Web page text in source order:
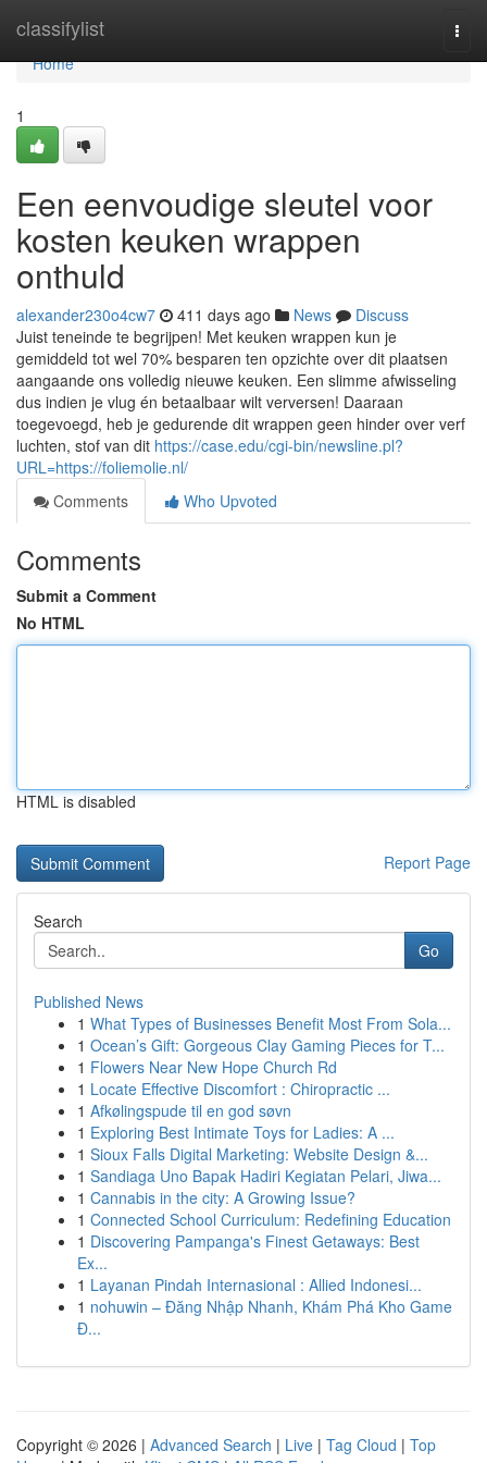
classifylist
Home
Home
1
Een eenvoudige sleutel voor
kosten keuken wrappen
onthuld
alexander230o4cw7 411 days ago News
Discuss
Juist teneinde te begrijpen! Met keuken wrappen kun je
gemiddeld tot wel 70% besparen ten opzichte over dit plaatsen
aangaande ons volledig nieuwe keuken. Een slimme afwisseling
dus indien je vlug én betaalbaar wilt verversen! Daaraan
toegevoegd, heb je gedurende dit wrappen geen hinder over verf
luchten, stof van dit https://case.edu/cgi-bin/newsline.pl?
URL=https://foliemolie.nl/
Comments
Who Upvoted
Comments
Submit a Comment
No HTML
HTML is disabled
Report Page
Search
Go
Published News
1 What Types of Businesses Benefit Most From Sola...
1 Ocean’s Gift: Gorgeous Clay Gaming Pieces for T...
1 Flowers Near New Hope Church Rd
1 Locate Effective Discomfort : Chiropractic ...
1 Afkølingspude til en god søvn
1 Exploring Best Intimate Toys for Ladies: A ...
1 Sioux Falls Digital Marketing: Website Design &...
1 Sandiaga Uno Bapak Hadiri Kegiatan Pelari, Jiwa...
1 Cannabis in the city: A Growing Issue?
1 Connected School Curriculum: Redefining Education
1 Discovering Pampanga's Finest Getaways: Best
Ex...
1 Layanan Pindah Internasional : Allied Indonesi...
1 nohuwin – Đăng Nhập Nhanh, Khám Phá Kho Game
Đ...
Copyright © 2026 | Advanced Search | Live | Tag Cloud | Top